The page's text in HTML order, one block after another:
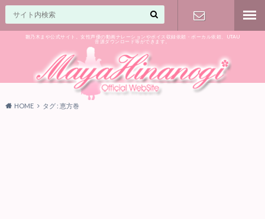
雛乃木まや公式サイト。女性声優の動画ナレーションやボイス収録依頼・ボーカル依頼、UTAU
音源ダウンロード等ができます。
気軽に♪
HOME タグ : 恵方巻